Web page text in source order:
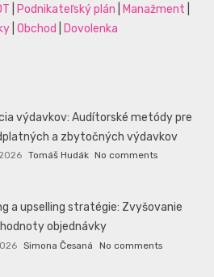
Podnikateľský plán Manažment
Obchod Dovolenka
výdavkov: Audítorské metódy pre
a zbytočných výdavkov
Tomáš Hudák No comments
a upselling stratégie: Zvyšovanie
objednávky
Simona Česaná No comments